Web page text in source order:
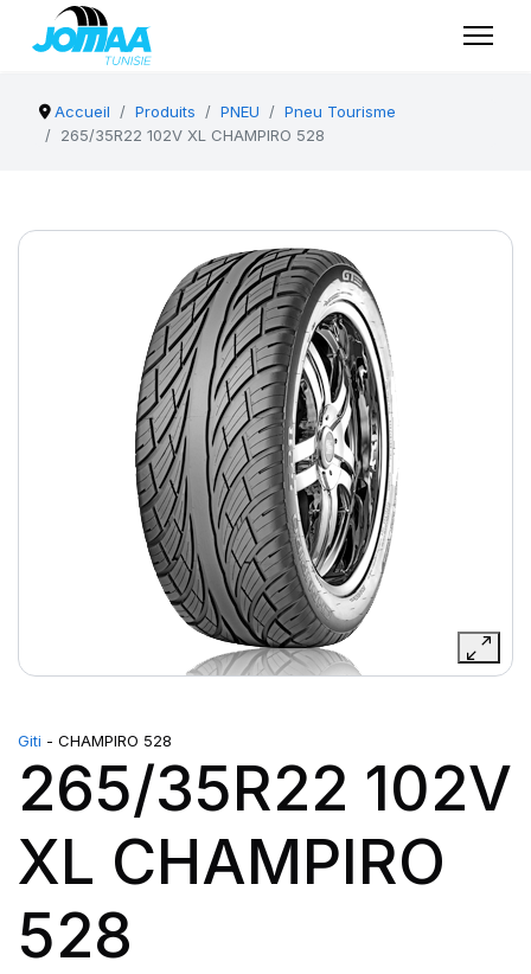
Accueil Produits PNEU
Pneu Tourisme
265/35R22 102V XL CHAMPIRO 528
Giti - CHAMPIRO 528
265/35R22 102V
XL CHAMPIRO
528